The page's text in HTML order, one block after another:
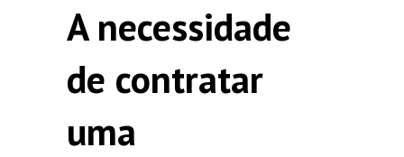
A necessidade
de contratar
uma